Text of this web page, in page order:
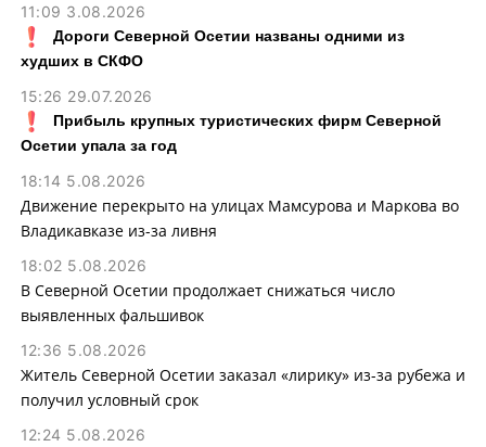
11:09 3.08.2026
Дороги Северной Осетии названы одними из
худших в СКФО
15:26 29.07.2026
Прибыль крупных туристических фирм Северной
Осетии упала за год
18:14 5.08.2026
Движение перекрыто на улицах Мамсурова и Маркова во
Владикавказе из-за ливня
18:02 5.08.2026
В Северной Осетии продолжает снижаться число
выявленных фальшивок
12:36 5.08.2026
Житель Северной Осетии заказал «лирику» из-за рубежа и
получил условный срок
12:24 5.08.2026